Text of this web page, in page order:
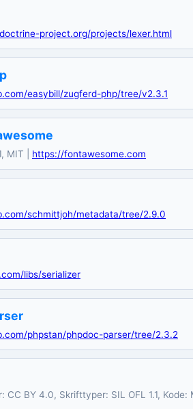
project.org/projects/lexer.html
easybill/zugferd-php/tree/v2.3.1
MIT | https://fontawesome.com
schmittjoh/metadata/tree/2.9.0
libs/serializer
phpstan/phpdoc-parser/tree/2.3.2
CC BY 4.0, Skrifttyper: SIL OFL 1.1, Kode: